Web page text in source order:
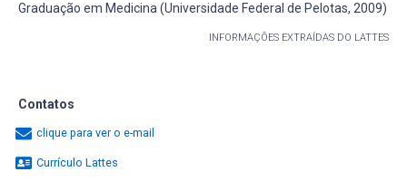
Graduação em Medicina (Universidade Federal de Pelotas, 2009)
INFORMAÇÕES EXTRAÍDAS DO LATTES
Contatos
clique para ver o e-mail
Currículo Lattes